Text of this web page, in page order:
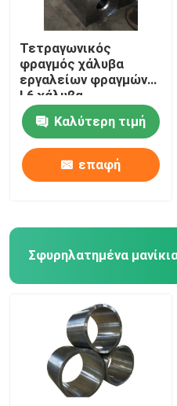
Τετραγωνικός
φραγμός χάλυβα
εργαλείων φραγμών
L6 χάλυβα
σφυρηλατημένων
κομματιών EN8
SAE1045 κύβων
Καλύτερη τιμή
επαφή
Σφυρηλατημένα